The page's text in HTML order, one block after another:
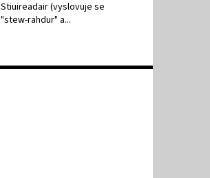
Stiuireadair (vyslovuje se
"stew-rahdur" a...